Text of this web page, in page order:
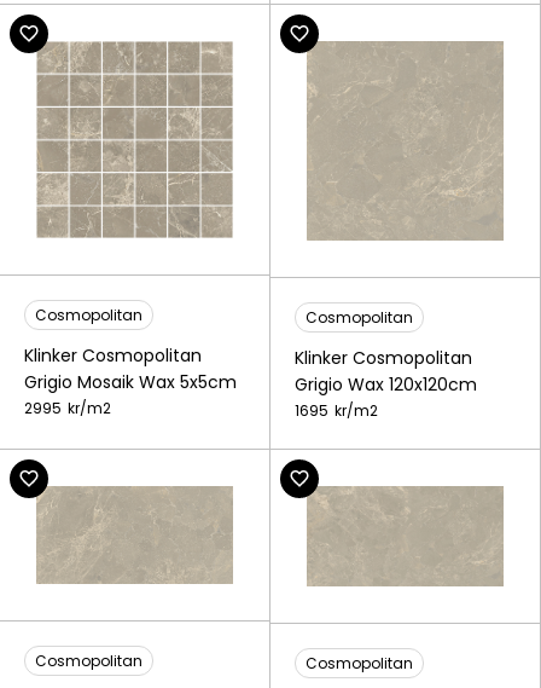
Cosmopolitan
Klinker Cosmopolitan
Grigio Mosaik Wax 5x5cm
2995 kr/m2
Cosmopolitan
Klinker Cosmopolitan
Grigio Wax 120x120cm
1695 kr/m2
Cosmopolitan Cosmopolitan